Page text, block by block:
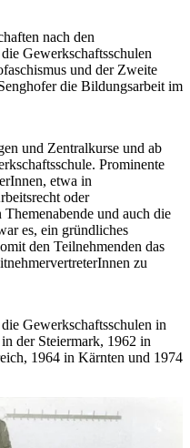
nach den
Gewerkschaftsschulen
und der Zweite
die Bildungsarbeit im
und Zentralkurse und ab
Prominente
etwa in
oder
und auch die
es, ein gründliches
den Teilnehmenden das
zu
Gewerkschaftsschulen in
der Steiermark, 1962 in
1964 in Kärnten und 1974